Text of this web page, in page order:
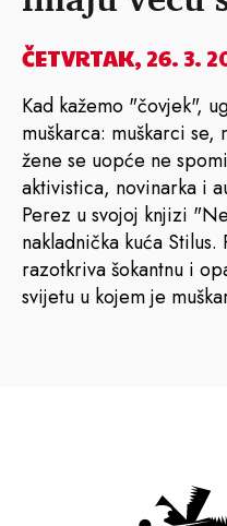
ČETVRTAK, 26. 3.
Kad kažemo "čovjek",
muškarca: muškarci
žene se uopće ne
aktivistica, novinarka i
Perez u svojoj knjizi
nakladnička kuća
razotkriva šokantnu i
svijetu u kojem je